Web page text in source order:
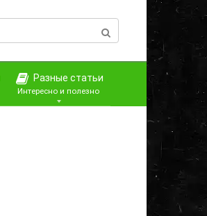
Разные статьи
Интересно и полезно